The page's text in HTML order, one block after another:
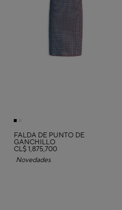
FALDA DE PUNTO DE
GANCHILLO
CL$ 1,875,700
Novedades